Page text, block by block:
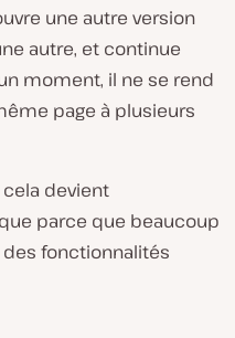
une autre version
autre, et continue
moment, il ne se rend
page à plusieurs
devient
parce que beaucoup
fonctionnalités